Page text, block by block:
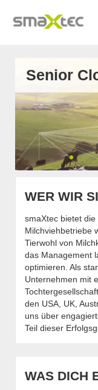
Senior
WER WIR
smaXtec bietet
Milchviehbetriebe
Tierwohl von
das Management
optimieren. Als
Unternehmen mit
den USA, UK,
uns über
Teil dieser
WAS DICH